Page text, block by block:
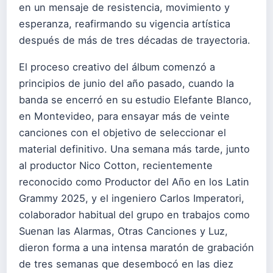
en un mensaje de resistencia, movimiento y
esperanza, reafirmando su vigencia artística
después de más de tres décadas de trayectoria.
El proceso creativo del álbum comenzó a
principios de junio del año pasado, cuando la
banda se encerró en su estudio Elefante Blanco,
en Montevideo, para ensayar más de veinte
canciones con el objetivo de seleccionar el
material definitivo. Una semana más tarde, junto
al productor Nico Cotton, recientemente
reconocido como Productor del Año en los Latin
Grammy 2025, y el ingeniero Carlos Imperatori,
colaborador habitual del grupo en trabajos como
Suenan las Alarmas, Otras Canciones y Luz,
dieron forma a una intensa maratón de grabación
de tres semanas que desembocó en las diez